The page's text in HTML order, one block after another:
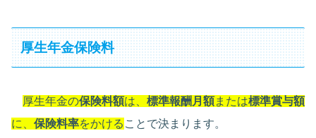
厚生年金保険料
厚生年金の保険料額は、 標準報酬月額または標準賞与額
に、 保険料率をかける ことで決まります。